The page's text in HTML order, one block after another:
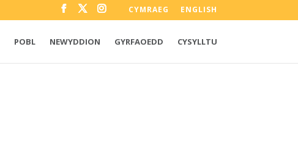
CYMRAEG ENGLISH
POBL NEWYDDION GYRFAOEDD CYSYLLTU